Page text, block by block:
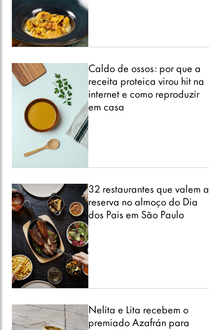
Caldo de ossos: por que a
receita proteica virou hit na
internet e como reproduzir
em casa
32 restaurantes que valem a
reserva no almoço do Dia
dos Pais em São Paulo
Nelita e Lita recebem o
premiado Azafrán para